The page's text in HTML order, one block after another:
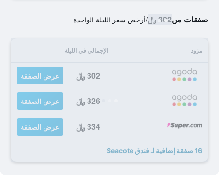
صفقات من302 ﷼ /أرخص سعر الليلة الواحدة
مزود الإجمالي في الليلة
302 ﷼ عرض الصفقة
326 ﷼ عرض الصفقة
334 ﷼ عرض الصفقة
16 صفقة إضافية لـ فندق Seacote